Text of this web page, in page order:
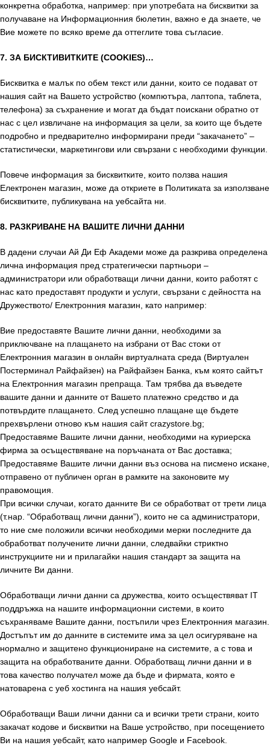
конкретна обработка, например: при употребата на бисквитки за
получаване на Информационния бюлетин, важно е да знаете, че
Вие можете по всяко време да оттеглите това съгласие.
7. ЗА БИСКТИВИТКИТЕ (COOKIES)…
Бисквитка е малък по обем текст или данни, които се подават от
нашия сайт на Вашето устройство (компютъра, лаптопа, таблета,
телефона) за съхранение и могат да бъдат поискани обратно от
нас с цел извличане на информация за цели, за които ще бъдете
подробно и предварително информирани преди “закачането” –
статистически, маркетингови или свързани с необходими функции.
Повече информация за бисквитките, които ползва нашия
Електронен магазин, може да откриете в Политиката за използване
бисквитките, публикувана на уебсайта ни.
8. РАЗКРИВАНЕ НА ВАШИТЕ ЛИЧНИ ДАННИ
В дадени случаи Ай Ди Еф Академи може да разкрива определена
лична информация пред стратегически партньори –
администратори или обработващи лични данни, които работят с
нас като предоставят продукти и услуги, свързани с дейността на
Дружеството/ Електронния магазин, като например:
Вие предоставяте Вашите лични данни, необходими за
приключване на плащането на избрани от Вас стоки от
Електронния магазин в онлайн виртуалната среда (Виртуален
Постерминал Райфайзен) на Райфайзен Банка, към която сайтът
на Електронния магазин препраща. Там трябва да въведете
вашите данни и данните от Вашето платежно средство и да
потвърдите плащането. След успешно плащане ще бъдете
прехвърлени отново към нашия сайт crazystore.bg;
Предоставяме Вашите лични данни, необходими на куриерска
фирма за осъществяване на поръчаната от Вас доставка;
Предоставяме Вашите лични данни въз основа на писмено искане,
отправено от публичен орган в рамките на законовите му
правомощия.
При всички случаи, когато данните Ви се обработват от трети лица
(т.нар. “Обработващ лични данни”), които не са администратори,
то ние сме положили всички необходими мерки последните да
обработват получените лични данни, следвайки стриктно
инструкциите ни и прилагайки нашия стандарт за защита на
личните Ви данни.
Обработващи лични данни са дружества, които осъществяват IT
поддръжка на нашите информационни системи, в които
съхраняваме Вашите данни, постъпили чрез Електронния магазин.
Достъпът им до данните в системите има за цел осигуряване на
нормално и защитено функциониране на системите, а с това и
защита на обработваните данни. Обработващ лични данни и в
това качество получател може да бъде и фирмата, която е
натоварена с уеб хостинга на нашия уебсайт.
Обработващи Ваши лични данни са и всички трети страни, които
закачат кодове и бисквитки на Ваше устройство, при посещението
Ви на нашия уебсайт, като например Google и Facebook.